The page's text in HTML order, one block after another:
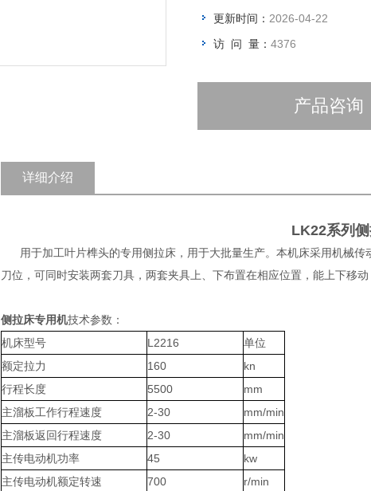
更新时间： 2026-04-22
访 问 量： 4376
产品咨询
详细介绍
LK22系列
用于加工叶片榫头的专用侧拉床，用于大批量生产。本机床采用机械传
刀位，可同时安装两套刀具，两套夹具上、下布置在相应位置，能上下移
侧拉床专用机技术参数：
机床型号
L2216
单位
额定拉力
160
kn
行程长度
5500
mm
主溜板工作行程速度
2-30
mm/min
主溜板返回行程速度
2-30
mm/min
主传电动机功率
45
kw
主传电动机额定转速
700
r/min